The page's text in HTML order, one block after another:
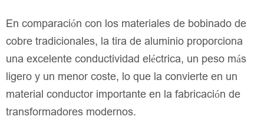
En comparación con los materiales de bobinado de
cobre tradicionales, la tira de aluminio proporciona
una excelente conductividad eléctrica, un peso más
ligero y un menor coste, lo que la convierte en un
material conductor importante en la fabricación de
transformadores modernos.